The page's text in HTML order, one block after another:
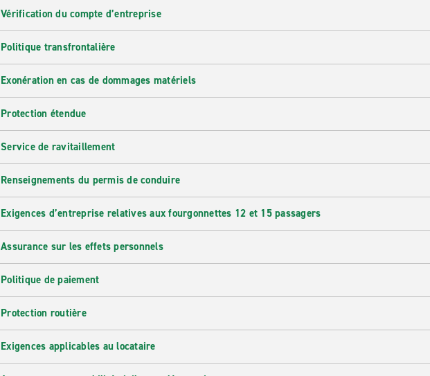
Vérification du compte d’entreprise
Politique transfrontalière
Exonération en cas de dommages matériels
Protection étendue
Service de ravitaillement
Renseignements du permis de conduire
Exigences d’entreprise relatives aux fourgonnettes 12 et 15 passagers
Assurance sur les effets personnels
Politique de paiement
Protection routière
Exigences applicables au locataire